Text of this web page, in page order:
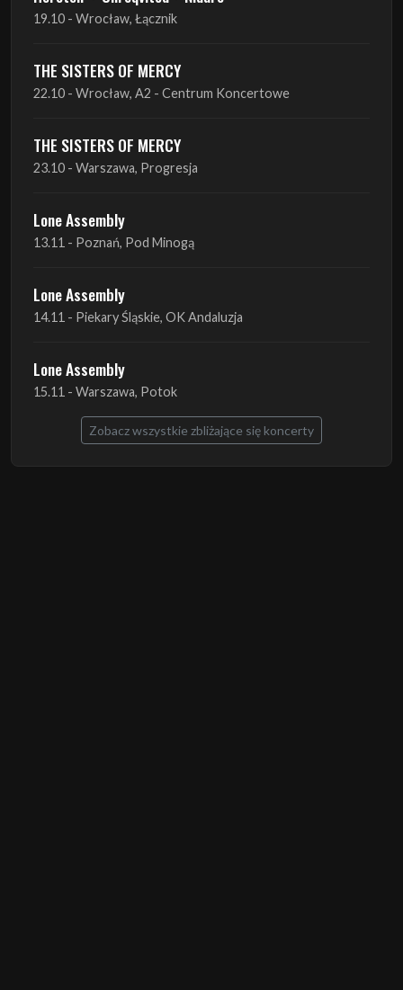
22.10 - Wrocław, A2 - Centrum Koncertowe
THE SISTERS OF MERCY
Lone Assembly
Lone Assembly
14.11 - Piekary Śląskie, OK Andaluzja
Lone Assembly
15.11 - Warszawa, Potok